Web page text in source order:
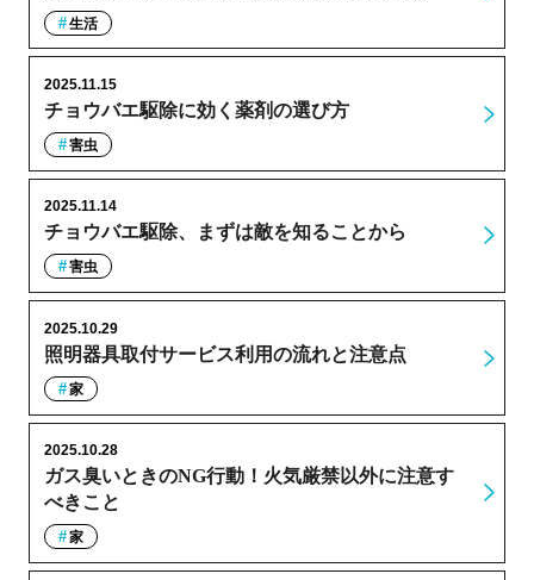
生活
チョウバエ駆除に効く薬剤の選び方
2025.11.15
害虫
チョウバエ駆除、まずは敵を知ることから
2025.11.14
害虫
照明器具取付サービス利用の流れと注意点
2025.10.29
家
ガス臭いときのNG行動！火気厳禁以外に注意す
べきこと
2025.10.28
家